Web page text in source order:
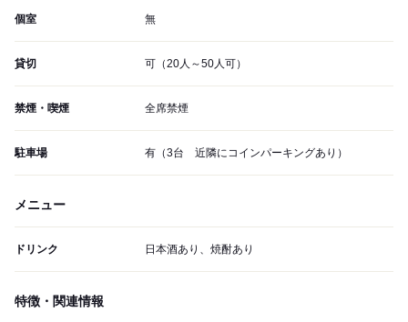
個室 無
貸切 可（20人～50人可）
禁煙・喫煙 全席禁煙
駐車場 有（3台 近隣にコインパーキングあり）
メニュー
ドリンク 日本酒あり、焼酎あり
特徴・関連情報